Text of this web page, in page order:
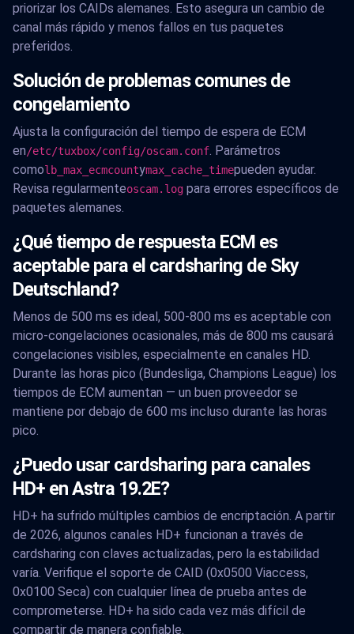
priorizar los CAIDs alemanes. Esto asegura un cambio de
canal más rápido y menos fallos en tus paquetes
preferidos.
Solución de problemas comunes de
congelamiento
Ajusta la configuración del tiempo de espera de ECM
en/etc/tuxbox/config/oscam.conf. Parámetros
comolb_max_ecmcountymax_cache_timepueden ayudar.
Revisa regularmenteoscam.log para errores específicos de
paquetes alemanes.
¿Qué tiempo de respuesta ECM es
aceptable para el cardsharing de Sky
Deutschland?
Menos de 500 ms es ideal, 500-800 ms es aceptable con
micro-congelaciones ocasionales, más de 800 ms causará
congelaciones visibles, especialmente en canales HD.
Durante las horas pico (Bundesliga, Champions League) los
tiempos de ECM aumentan — un buen proveedor se
mantiene por debajo de 600 ms incluso durante las horas
pico.
¿Puedo usar cardsharing para canales
HD+ en Astra 19.2E?
HD+ ha sufrido múltiples cambios de encriptación. A partir
de 2026, algunos canales HD+ funcionan a través de
cardsharing con claves actualizadas, pero la estabilidad
varía. Verifique el soporte de CAID (0x0500 Viaccess,
0x0100 Seca) con cualquier línea de prueba antes de
comprometerse. HD+ ha sido cada vez más difícil de
compartir de manera confiable.